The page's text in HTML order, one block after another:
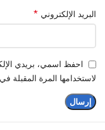
البريد الإلكتروني *
احفظ اسمي، بريدي
لاستخدامها المرة المقبلة